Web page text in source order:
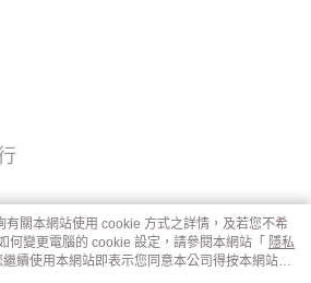
關本網站使用 cookie 方式之詳情，及若您不希
何變更電腦的 cookie 設定，請參閱本網站「 隱私
續使用本網站即表示您同意本公司得按本網站使
。